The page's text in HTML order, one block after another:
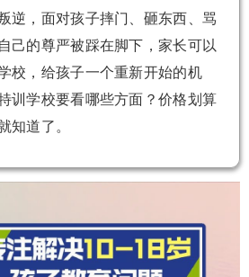
逆，面对孩子摔门、砸东西、骂
己的尊严被踩在脚下，家长可以
校，给孩子一个重新开始的机
训学校要看哪些方面？价格划算
知道了。